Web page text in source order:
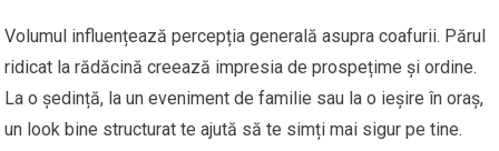
Volumul influențează percepția generală asupra coafurii. Părul
ridicat la rădăcină creează impresia de prospețime și ordine.
La o ședință, la un eveniment de familie sau la o ieșire în oraș,
un look bine structurat te ajută să te simți mai sigur pe tine.